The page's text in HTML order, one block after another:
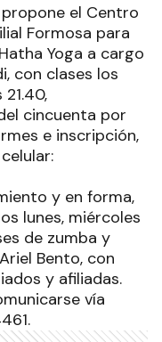
el Centro
Formosa para
Yoga a cargo
con clases los
cincuenta por
e inscripción,
y en forma,
lunes, miércoles
de zumba y
Bento, con
y afiliadas.
vía